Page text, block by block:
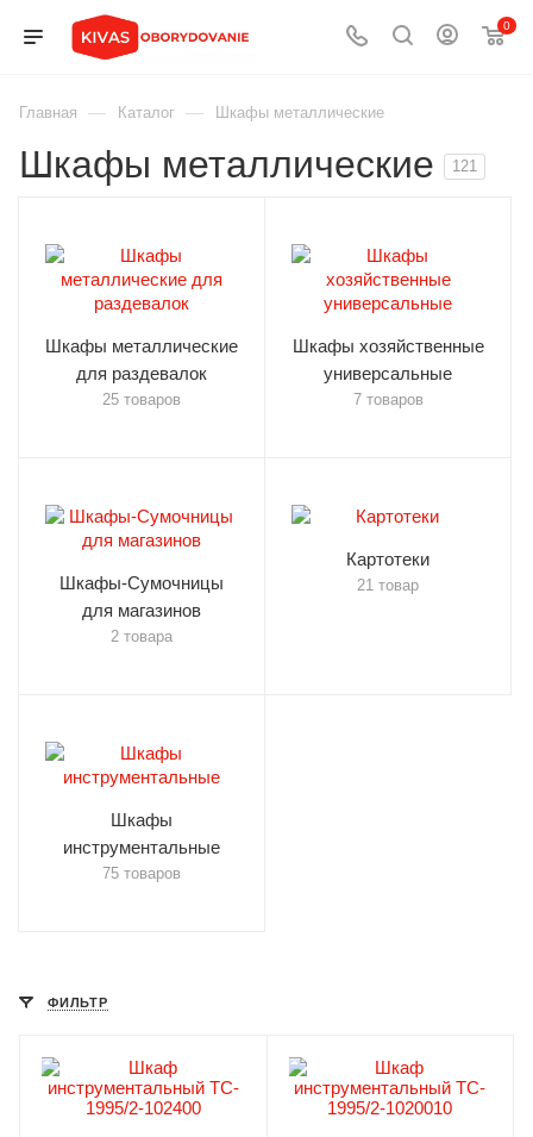
0
Главная — Каталог — Шкафы металлические
Шкафы металлические 121
Шкафы металлические
для раздевалок
25 товаров
Шкафы хозяйственные
универсальные
7 товаров
Шкафы-Сумочницы
для магазинов
2 товара
Картотеки
21 товар
Шкафы
инструментальные
75 товаров
ФИЛЬТР